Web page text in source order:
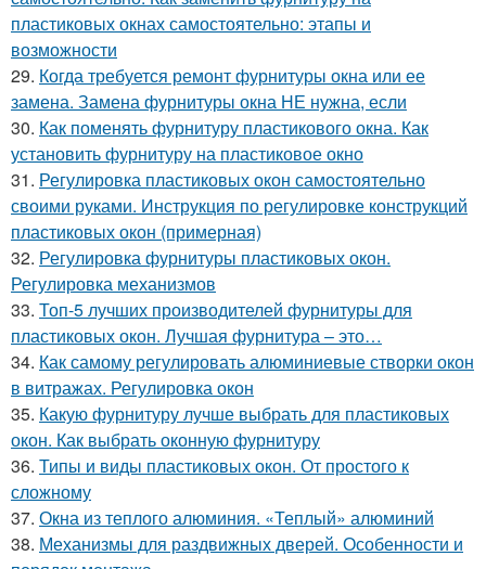
пластиковых окнах самостоятельно: этапы и
возможности
29. Когда требуется ремонт фурнитуры окна или ее
замена. Замена фурнитуры окна НЕ нужна, если
30. Как поменять фурнитуру пластикового окна. Как
установить фурнитуру на пластиковое окно
31. Регулировка пластиковых окон самостоятельно
своими руками. Инструкция по регулировке конструкций
пластиковых окон (примерная)
32. Регулировка фурнитуры пластиковых окон.
Регулировка механизмов
33. Топ-5 лучших производителей фурнитуры для
пластиковых окон. Лучшая фурнитура – это…
34. Как самому регулировать алюминиевые створки окон
в витражах. Регулировка окон
35. Какую фурнитуру лучше выбрать для пластиковых
окон. Как выбрать оконную фурнитуру
36. Типы и виды пластиковых окон. От простого к
сложному
37. Окна из теплого алюминия. «Теплый» алюминий
38. Механизмы для раздвижных дверей. Особенности и